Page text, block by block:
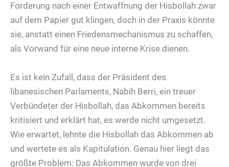
Forderung nach einer Entwaffnung der Hisbollah zwar
auf dem Papier gut klingen, doch in der Praxis könnte
sie, anstatt einen Friedensmechanismus zu schaffen,
als Vorwand für eine neue interne Krise dienen.
Es ist kein Zufall, dass der Präsident des
libanesischen Parlaments, Nabih Berri, ein treuer
Verbündeter der Hisbollah, das Abkommen bereits
kritisiert und erklärt hat, es werde nicht umgesetzt.
Wie erwartet, lehnte die Hisbollah das Abkommen ab
und wertete es als Kapitulation. Genau hier liegt das
größte Problem: Das Abkommen wurde von drei